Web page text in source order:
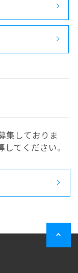
集しておりま
てください。